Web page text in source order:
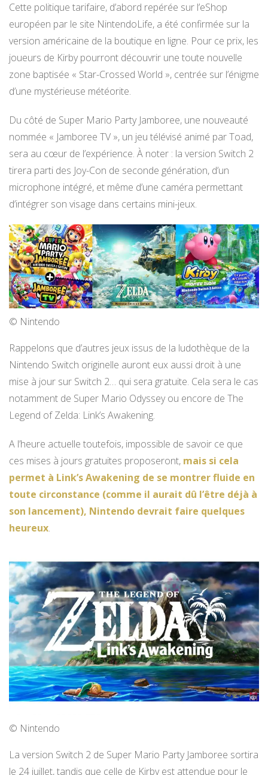
Cette politique tarifaire, d’abord repérée sur l’eShop
européen par le site NintendoLife, a été confirmée sur la
version américaine de la boutique en ligne. Pour ce prix, les
joueurs de Kirby pourront découvrir une toute nouvelle
zone baptisée « Star-Crossed World », centrée sur l’énigme
d’une mystérieuse météorite.
Du côté de Super Mario Party Jamboree, une nouveauté
nommée « Jamboree TV », un jeu télévisé animé par Toad,
sera au cœur de l’expérience. À noter : la version Switch 2
tirera parti des Joy-Con de seconde génération, d’un
microphone intégré, et même d’une caméra permettant
d’intégrer son visage dans certains mini-jeux.
© Nintendo
Rappelons que d’autres jeux issus de la ludothèque de la
Nintendo Switch originelle auront eux aussi droit à une
mise à jour sur Switch 2… qui sera gratuite. Cela sera le cas
notamment de Super Mario Odyssey ou encore de The
Legend of Zelda: Link’s Awakening.
A l’heure actuelle toutefois, impossible de savoir ce que
ces mises à jours gratuites proposeront, mais si cela
permet à Link’s Awakening de se montrer fluide en
toute circonstance (comme il aurait dû l’être déjà à
son lancement), Nintendo devrait faire quelques
heureux.
© Nintendo
La version Switch 2 de Super Mario Party Jamboree sortira
le 24 juillet, tandis que celle de Kirby est attendue pour le